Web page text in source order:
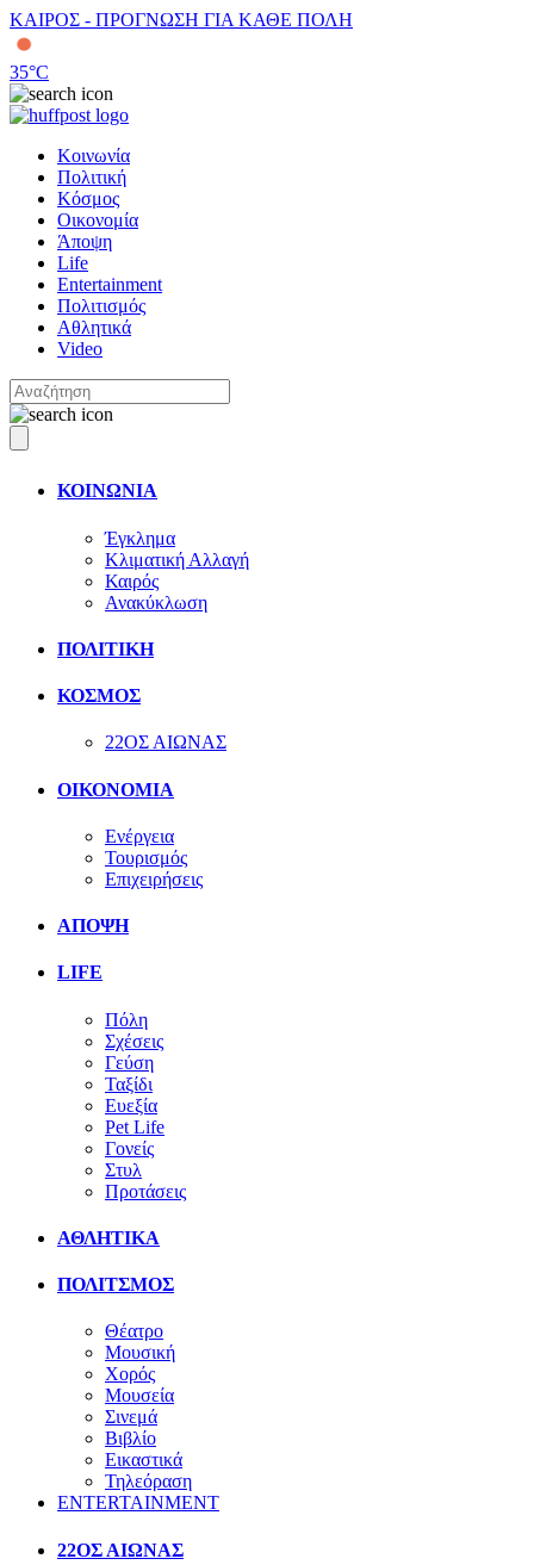
ΚΑΙΡΟΣ - ΠΡΟΓΝΩΣΗ ΓΙΑ ΚΑΘΕ ΠΟΛΗ
35°C
Κοινωνία
Πολιτική
Κόσμος
Οικονομία
Άποψη
Life
Entertainment
Πολιτισμός
Αθλητικά
Video
ΚΟΙΝΩΝΙΑ
Έγκλημα
Κλιματική Αλλαγή
Καιρός
Ανακύκλωση
ΠΟΛΙΤΙΚΗ
ΚΟΣΜΟΣ
22ΟΣ ΑΙΩΝΑΣ
ΟΙΚΟΝΟΜΙΑ
Ενέργεια
Τουρισμός
Επιχειρήσεις
ΑΠΟΨΗ
LIFE
Πόλη
Σχέσεις
Γεύση
Ταξίδι
Ευεξία
Pet Life
Γονείς
Στυλ
Προτάσεις
ΑΘΛΗΤΙΚΑ
ΠΟΛΙΤΣΜΟΣ
Θέατρο
Μουσική
Χορός
Μουσεία
Σινεμά
Βιβλίο
Εικαστικά
Τηλεόραση
ENTERTAINMENT
22ΟΣ ΑΙΩΝΑΣ